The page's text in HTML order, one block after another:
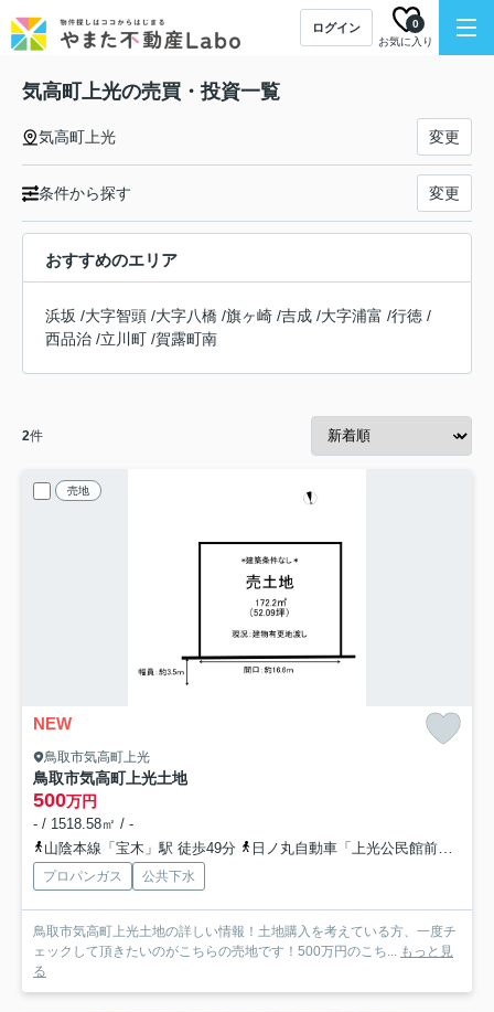
ログイン
お気に入り
0
気高町上光の売買・投資一覧
気高町上光 変更
条件から探す 変更
おすすめのエリア
浜坂 /大字智頭 /大字八橋 /旗ヶ崎 /吉成 /大字浦富 /行徳 /
西品治 /立川町 /賀露町南
2件
売地
NEW
鳥取市気高町上光
鳥取市気高町上光土地
500万円
- / 1518.58㎡ / -
山陰本線「宝木」駅 徒歩49分
日ノ丸自動車「上光公民館前」バス停下車 徒歩2分
プロパンガス 公共下水
鳥取市気高町上光土地の詳しい情報！土地購入を考えている方、一度チ
ェックして頂きたいのがこちらの売地です！500万円のこち... もっと見
る